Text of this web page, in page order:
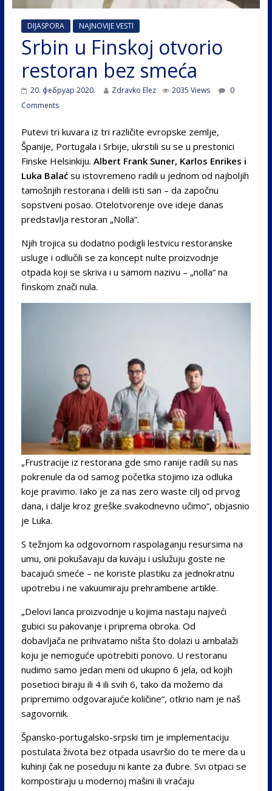
DIJASPORA NAJNOVIJE VESTI
Srbin u Finskoj otvorio
restoran bez smeća
20. фебруар 2020. Zdravko Elez 2035 Views
0
Comments
Putevi tri kuvara iz tri različite evropske zemlje,
Španije, Portugala i Srbije, ukrstili su se u prestonici
Finske Helsinkiju. Albert Frank Suner, Karlos Enrikes i
Luka Balaćsu istovremeno radili u jednom od najboljih
tamošnjih restorana i delili isti san – da započnu
sopstveni posao. Otelotvorenje ove ideje danas
predstavlja restoran „Nolla“.
Njih trojica su dodatno podigli lestvicu restoranske
usluge i odlučili se za koncept nulte proizvodnje
otpada koji se skriva i u samom nazivu – „nolla“ na
finskom znači nula.
„Frustracije iz restorana gde smo ranije radili su nas
pokrenule da od samog početka stojimo iza odluka
koje pravimo. Iako je za nas zero waste cilj od prvog
dana, i dalje kroz greške svakodnevno učimo“, objasnio
je Luka.
S težnjom ka odgovornom raspolaganju resursima na
umu, oni pokušavaju da kuvaju i uslužuju goste ne
bacajući smeće – ne koriste plastiku za jednokratnu
upotrebu i ne vakuumiraju prehrambene artikle.
„Delovi lanca proizvodnje u kojima nastaju najveći
gubici su pakovanje i priprema obroka. Od
dobavljača ne prihvatamo ništa što dolazi u ambalaži
koju je nemoguće upotrebiti ponovo. U restoranu
nudimo samo jedan meni od ukupno 6 jela, od kojih
posetioci biraju ili 4 ili svih 6, tako da možemo da
pripremimo odgovarajuće količine“, otkrio nam je naš
sagovornik.
Špansko-portugalsko-srpski tim je implementaciju
postulata života bez otpada usavršio do te mere da u
kuhinji čak ne poseduju ni kante za đubre. Svi otpaci se
kompostiraju u modernoj mašini ili vraćaju